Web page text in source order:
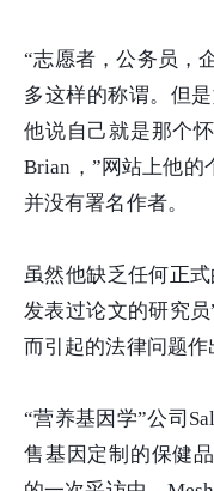
“志愿者，公务员，
多这样的称谓。但
他说自己就是那个
Brian，”网站上他的
并没有署名作者。
虽然他缺乏任何正
发表过论文的研究
而引起的法律问题作
“营养基因学”公司
售基因定制的保健